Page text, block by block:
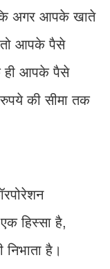
अगर आपके खाते
तो आपके पैसे
ही आपके पैसे
की सीमा तक
हिस्सा है,
है।